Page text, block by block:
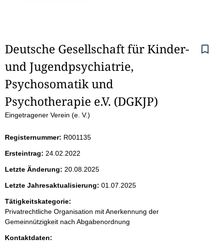
S
e
i
t
e
n
i
n
h
a
Deutsche Gesellschaft für Kinder-
und Jugendpsychiatrie,
Psychosomatik und
Psychotherapie e.V. (DGKJP)
Eingetragener Verein (e. V.)
Registernummer: R001135
Ersteintrag: 24.02.2022
Letzte Änderung: 20.08.2025
Letzte Jahresaktualisierung: 01.07.2025
Tätigkeitskategorie:
Privatrechtliche Organisation mit Anerkennung der
Gemeinnützigkeit nach Abgabenordnung
Kontaktdaten: